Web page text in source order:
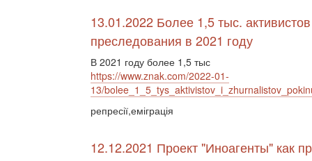
13.01.2022 Более 1,5 тыс.
преследования в 2021 году
В 2021 году более 1,5 тыс
https://www.znak.com/2022-01-
13/
репресії,еміграція
12.12.2021 Проект "Иноагенты" как